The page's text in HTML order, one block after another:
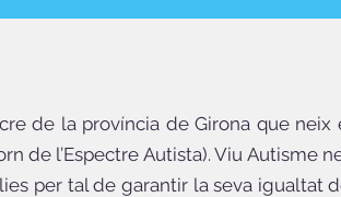
de la província de Girona que
de l’Espectre Autista). Viu
per tal de garantir la seva